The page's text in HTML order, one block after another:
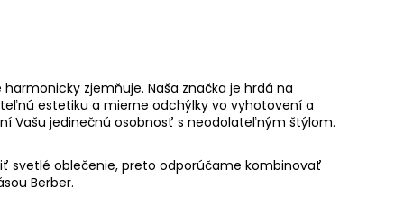
zjemňuje. Naša značka je hrdá na
estetiku a mierne odchýlky vo vyhotovení a
Vašu jedinečnú osobnosť s neodolateľným štýlom.
svetlé oblečenie, preto odporúčame kombinovať
Berber.